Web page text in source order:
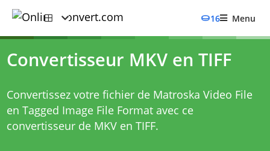
16 Menu
Convertisseur MKV en TIFF
Convertissez votre fichier de Matroska Video File
en Tagged Image File Format avec ce
convertisseur de MKV en TIFF.